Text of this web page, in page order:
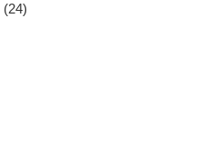
(24)